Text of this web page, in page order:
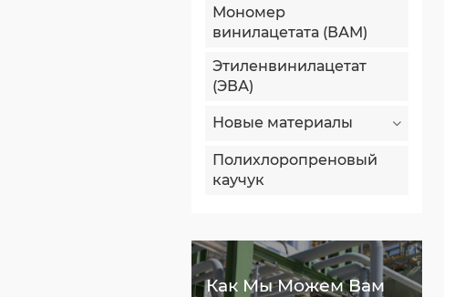
Мономер
винилацетата (ВАМ)
Этиленвинилацетат
(ЭВА)
Новые материалы
Полихлоропреновый
каучук
Как Мы Можем Вам